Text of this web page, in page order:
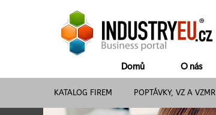
Domů O nás
KATALOG FIREM POPTÁVKY, VZ A VZMR